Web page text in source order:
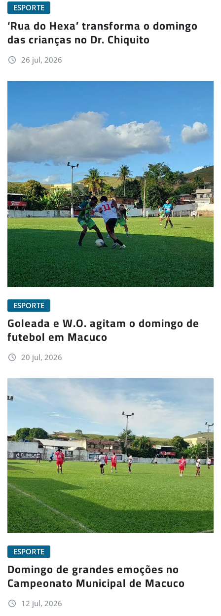
ESPORTE
‘Rua do Hexa’ transforma o domingo
das crianças no Dr. Chiquito
26 jul, 2026
ESPORTE
Goleada e W.O. agitam o domingo de
futebol em Macuco
20 jul, 2026
ESPORTE
Domingo de grandes emoções no
Campeonato Municipal de Macuco
12 jul, 2026